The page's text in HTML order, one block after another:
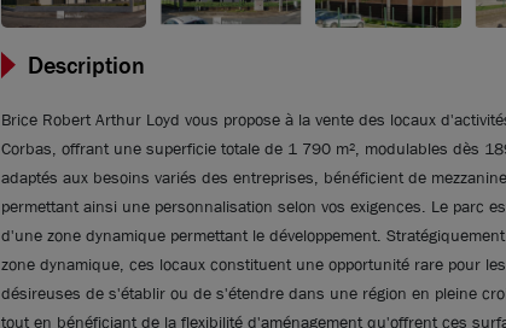
Description
Brice Robert Arthur Loyd vous propose à la vente des locaux
Corbas, offrant une superficie totale de 1 790 m², modulables dès
adaptés aux besoins variés des entreprises, bénéficient de
permettant ainsi une personnalisation selon vos exigences. Le parc
d'une zone dynamique permettant le développement.
zone dynamique, ces locaux constituent une opportunité rare pour
désireuses de s'établir ou de s'étendre dans une région en pleine
tout en bénéficiant de la flexibilité d'aménagement qu'offrent ces